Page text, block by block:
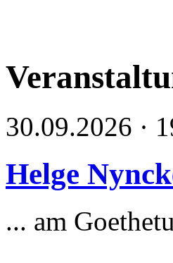
30.09.2026 ·
Helge
... am